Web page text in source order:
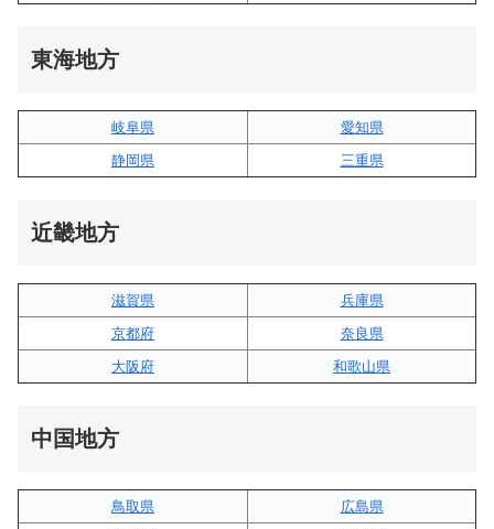
東海地方
岐阜県
愛知県
静岡県
三重県
近畿地方
滋賀県
兵庫県
京都府
奈良県
大阪府
和歌山県
中国地方
鳥取県
広島県